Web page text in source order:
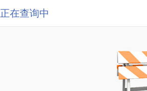
正在查询中